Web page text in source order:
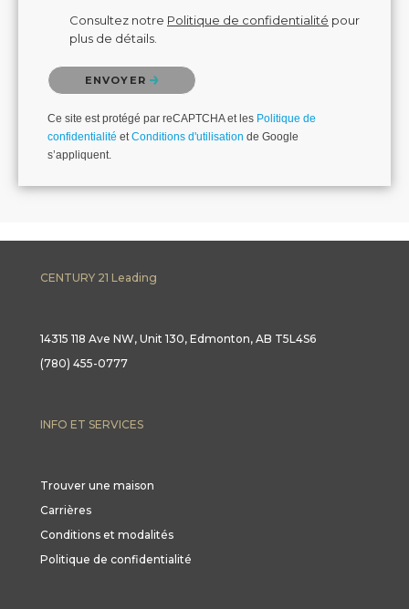
Consultez notre Politique de confidentialité pour
plus de détails.
Veuillez confirmer que vous n'êtes pas un robot.
ENVOYER
Ce site est protégé par reCAPTCHA et les Politique de
confidentialité etConditions d'utilisation de Google
s’appliquent.
CENTURY 21 Leading
14315 118 Ave NW, Unit 130, Edmonton, AB T5L4S6
(780) 455-0777
INFO ET SERVICES
Trouver une maison
Carrières
Conditions et modalités
Politique de confidentialité